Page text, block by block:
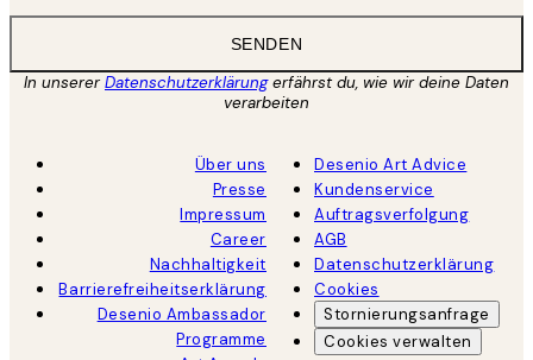
SENDEN
In unsererDatenschutzerklärungerfährst du, wie wir deine Daten
verarbeiten
Über uns
Presse
Impressum
Career
Nachhaltigkeit
Barrierefreiheitserklärung
Desenio Ambassador
Programme
Desenio Art Advice
Kundenservice
Auftragsverfolgung
AGB
Datenschutzerklärung
Cookies
Stornierungsanfrage
Cookies verwalten